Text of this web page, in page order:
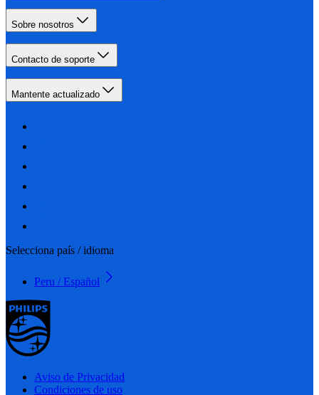
Sobre nosotros
Contacto de soporte
Mantente actualizado
Selecciona país / idioma
Peru / Español
Aviso de Privacidad
Condiciones de uso